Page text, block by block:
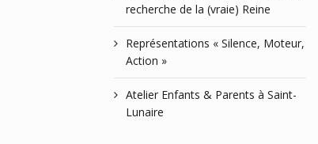
recherche de la (vraie) Reine
Représentations « Silence, Moteur,
Action »
Atelier Enfants & Parents à Saint-
Lunaire